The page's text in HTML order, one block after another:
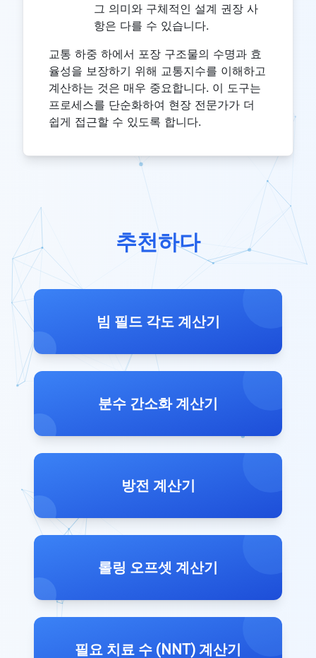
그 의미와 구체적인 설계 권장 사
항은 다를 수 있습니다.
교통 하중 하에서 포장 구조물의 수명과 효
율성을 보장하기 위해 교통지수를 이해하고
계산하는 것은 매우 중요합니다. 이 도구는
프로세스를 단순화하여 현장 전문가가 더
쉽게 접근할 수 있도록 합니다.
추천하다
빔 필드 각도 계산기
분수 간소화 계산기
방전 계산기
롤링 오프셋 계산기
필요 치료 수 (NNT) 계산기